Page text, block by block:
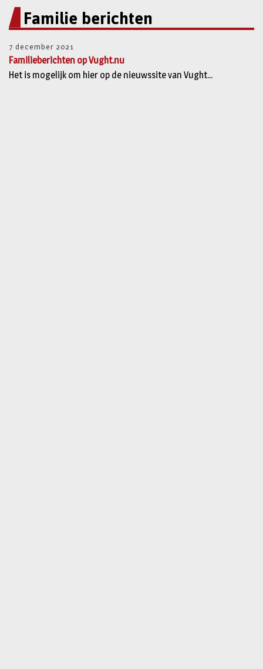
Familie berichten
7 december 2021
Familieberichten op Vught.nu
Het is mogelijk om hier op de nieuwssite van Vught...